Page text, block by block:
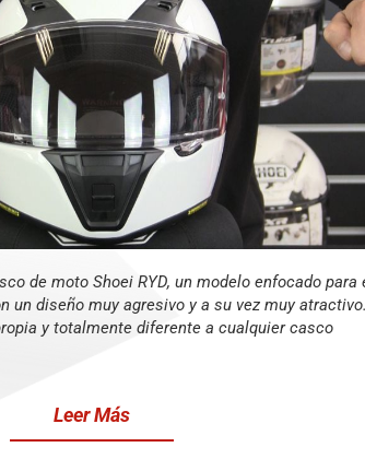
de moto Shoei RYD, un modelo enfocado para
un diseño muy agresivo y a su vez muy atractivo.
y totalmente diferente a cualquier casco
Leer Más